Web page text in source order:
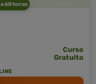
a 60 horas
Curso
Gratuito